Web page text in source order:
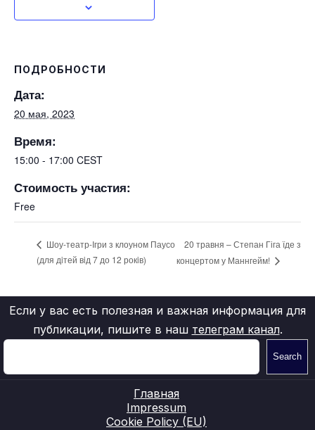
ПОДРОБНОСТИ
Дата:
20 мая, 2023
Время:
15:00 - 17:00 CEST
Стоимость участия:
Free
Шоу-театр-Iгри з клоуном Паусо
(для дiтей вiд 7 до 12 рокiв)
20 травня – Степан Гіга їде з
концертом у Маннгейм!
Если у вас есть полезная и важная информация для
публикации, пишите в наш телеграм канал.
Search
Главная
Impressum
Cookie Policy (EU)